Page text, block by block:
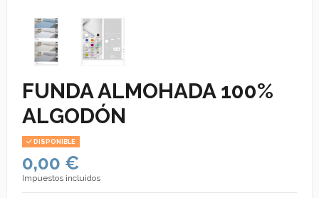
FUNDA ALMOHADA 100%
ALGODÓN
DISPONIBLE
0,00 €
Impuestos incluidos